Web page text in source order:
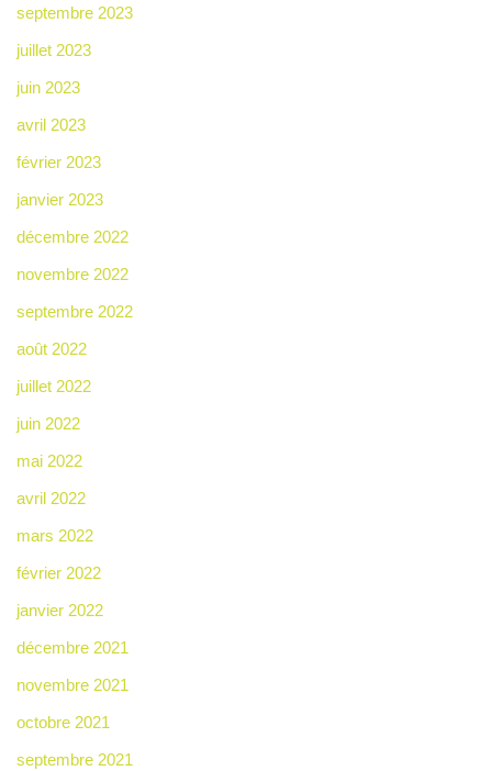
septembre 2023
juillet 2023
juin 2023
avril 2023
février 2023
janvier 2023
décembre 2022
novembre 2022
septembre 2022
août 2022
juillet 2022
juin 2022
mai 2022
avril 2022
mars 2022
février 2022
janvier 2022
décembre 2021
novembre 2021
octobre 2021
septembre 2021